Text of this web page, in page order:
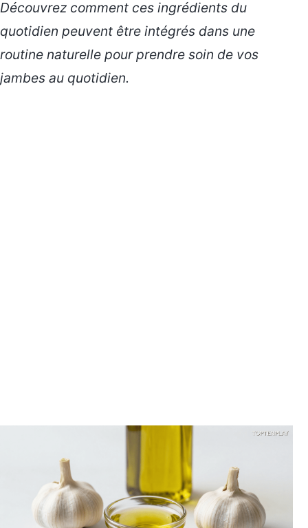
Découvrez comment ces ingrédients du
quotidien peuvent être intégrés dans une
routine naturelle pour prendre soin de vos
jambes au quotidien.